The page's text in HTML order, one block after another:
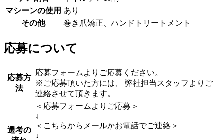
マシーンの使用 あり
その他
巻き爪矯正、ハンドトリートメント
応募について
応募方
法
応募フォームよりご応募ください。
※ご応募頂いた方には、 弊社担当スタッフよりご
連絡させて頂きます。
選考の
＜応募フォームよりご応募＞
↓
＜こちらからメールかお電話でご連絡＞
↓